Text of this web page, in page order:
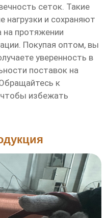
сеток. Такие
и сохраняют
протяжении
Покупая оптом, вы
уверенность в
поставок на
к
избежать